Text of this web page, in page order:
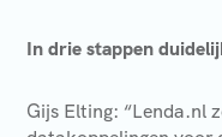
In drie stappen
Gijs Elting: “Lenda.nl